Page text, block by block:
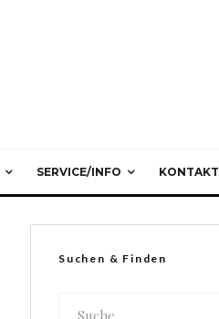
SERVICE/INFO KONTAKT
Suchen & Finden